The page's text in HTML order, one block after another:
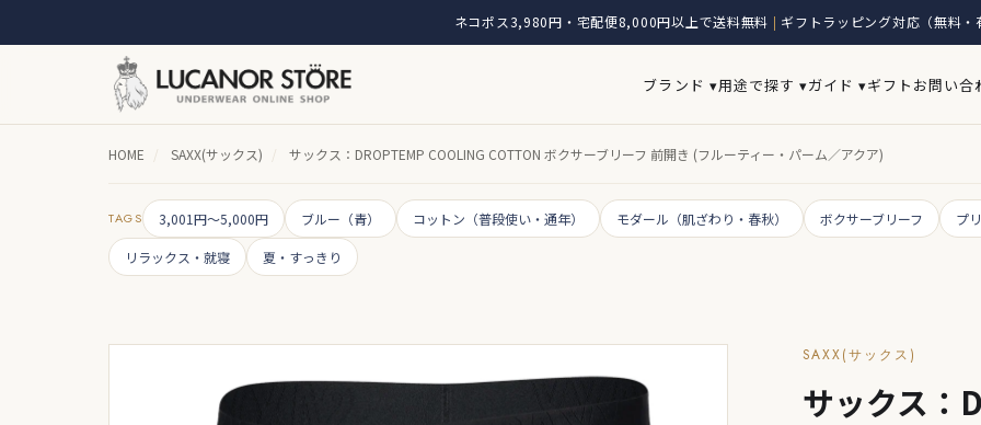
ネコポス3,980円・宅配便8,000円以上で送料無料 | ギフトラッピング対応（無料・
ブランド ▾用途で探す ▾ガイド ▾ギフト お問い合
HOME / SAXX(サックス) / サックス：DROPTEMP COOLING COTTON ボクサーブリーフ 前開き (フルーティー・パーム／アクア)
TAGS 3,001円～5,000円 ブルー（青） コットン（普段使い・通年） モダール（肌ざわり・春秋） ボクサーブリーフ プ
リラックス・就寝 夏・すっきり
SAXX(サックス)
サックス：